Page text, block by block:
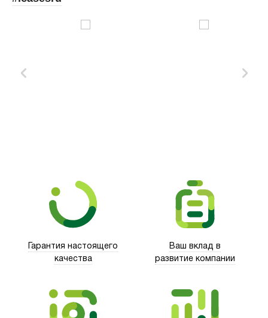
Гарантия настоящего
качества
Ваш вклад в
развитие компании